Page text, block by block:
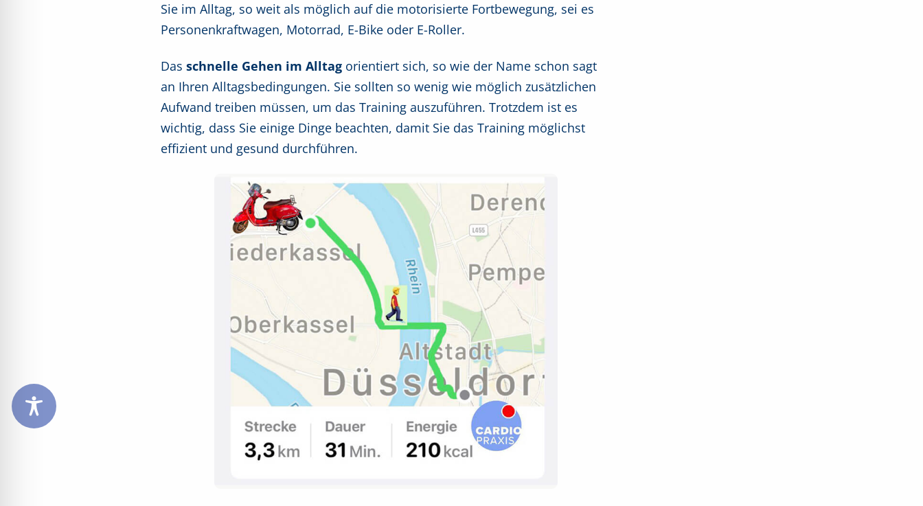
Sie im Alltag, so weit als möglich auf die motorisierte Fortbewegung, sei es
Personenkraftwagen, Motorrad, E-Bike oder E-Roller.
Dasschnelle Gehen im Alltag orientiert sich, so wie der Name schon sagt
an Ihren Alltagsbedingungen. Sie sollten so wenig wie möglich zusätzlichen
Aufwand treiben müssen, um das Training auszuführen. Trotzdem ist es
wichtig, dass Sie einige Dinge beachten, damit Sie das Training möglichst
effizient und gesund durchführen.